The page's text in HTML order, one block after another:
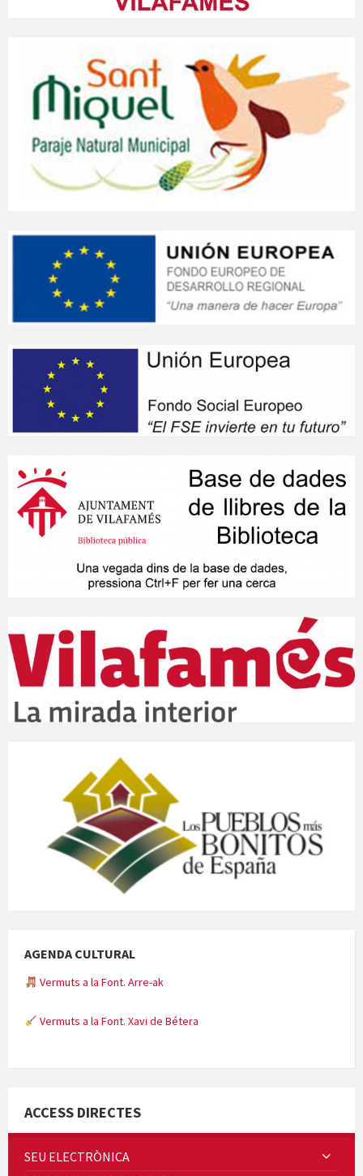
AGENDA CULTURAL
Vermuts a la Font. Arre-ak
Vermuts a la Font. Xavi de Bétera
ACCESS DIRECTES
SEU ELECTRÒNICA